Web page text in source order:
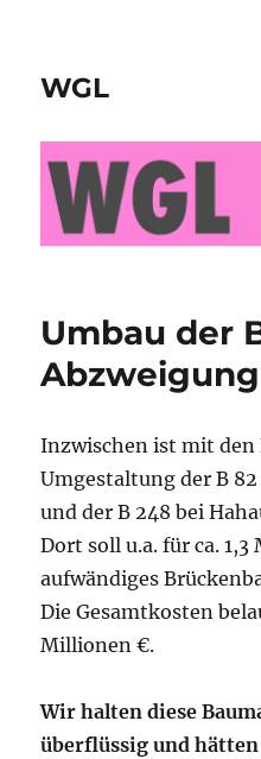
WGL
Umbau der
Inzwischen ist mit den
Umgestaltung der B
und der B 248 bei
Dort soll u.a. für ca.
aufwändiges
Die Gesamtkosten
Millionen €.
Wir halten diese
überflüssig und